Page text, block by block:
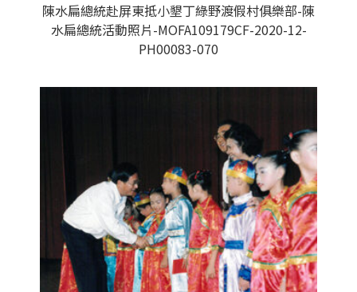
陳水扁總統赴屏東抵小墾丁綠野渡假村俱樂部-陳
水扁總統活動照片-MOFA109179CF-2020-12-
PH00083-070